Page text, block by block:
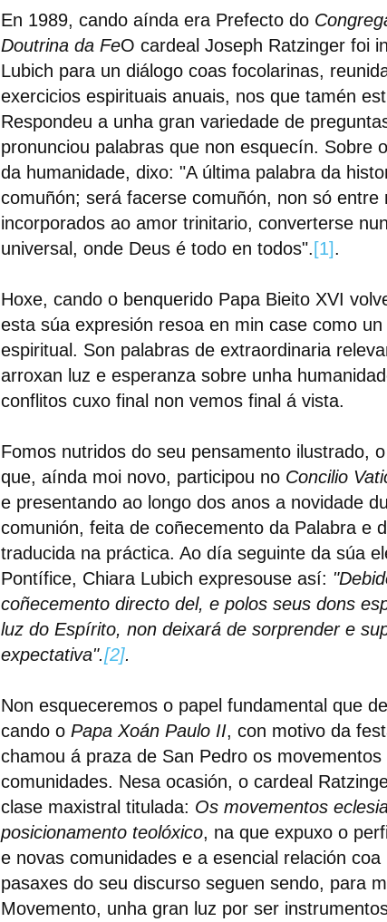
En 1989, cando aínda era Prefecto do
Doutrina da FeO cardeal Joseph Ratzinger foi
Lubich para un diálogo coas focolarinas,
exercicios espirituais anuais, nos que tamén
Respondeu a unha gran variedade de
pronunciou palabras que non esquecín. Sobre
da humanidade, dixo: "A última palabra da
comuñón; será facerse comuñón, non só entre
incorporados ao amor trinitario, converterse
universal, onde Deus é todo en todos".[1].
Hoxe, cando o benquerido Papa Bieito XVI
esta súa expresión resoa en min case como
espiritual. Son palabras de extraordinaria
arroxan luz e esperanza sobre unha
conflitos cuxo final non vemos final á vista.
Fomos nutridos do seu pensamento ilustrado,
que, aínda moi novo, participou no Concilio
e presentando ao longo dos anos a novidade
comunión, feita de coñecemento da Palabra e
traducida na práctica. Ao día seguinte da súa
Pontífice, Chiara Lubich expresouse así:
coñecemento directo del, e polos seus dons
luz do Espírito, non deixará de sorprender e
expectativa".[2].
Non esqueceremos o papel fundamental que
cando oPapa Xoán Paulo II, con motivo da
chamou á praza de San Pedro os
comunidades. Nesa ocasión, o cardeal
clase maxistral titulada: Os movementos
posicionamento teolóxico, na que expuxo o
e novas comunidades e a esencial relación
pasaxes do seu discurso seguen sendo, para
Movemento, unha gran luz por ser